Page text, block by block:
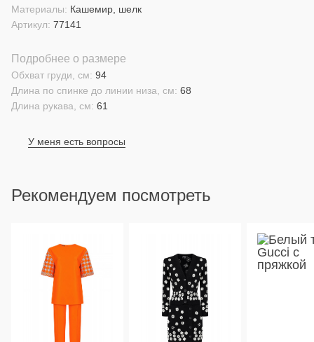
Материалы: Кашемир, шелк
Артикул: 77141
Подробнее о размере
Длина рукава, см: 61
Длина по спинке до линии низа, см: 68
Обхват груди, см: 94
У меня есть вопросы
Рекомендуем посмотреть